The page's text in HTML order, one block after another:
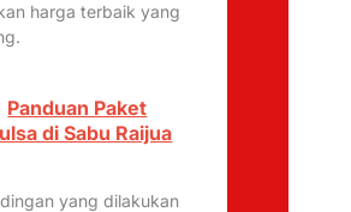
harga terbaik yang
Panduan Paket
di Sabu Raijua
yang dilakukan